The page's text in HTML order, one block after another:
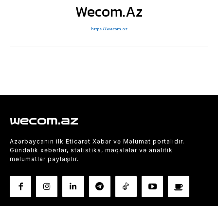
Wecom.az
https://wecom.az
wecom.az
Azərbaycanın ilk Eticarət Xəbər və Məlumat portalıdır.
Gündəlik xəbərlər, statistika, məqalələr və analitik
məlumatlar paylaşılır.